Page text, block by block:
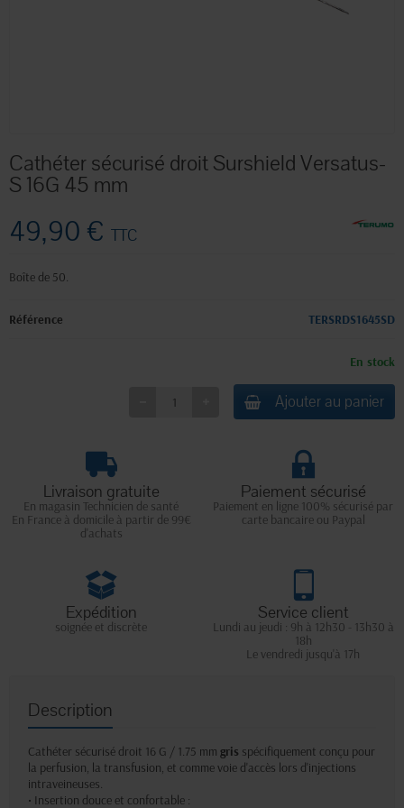
Cathéter sécurisé droit Surshield Versatus-
S 16G 45 mm
49,90 € TTC
Boîte de 50.
Référence TERSRDS1645SD
En stock
Ajouter au panier
Livraison gratuite
En magasin Technicien de santé
En France à domicile à partir de 99€
d'achats
Paiement sécurisé
Paiement en ligne 100% sécurisé par
carte bancaire ou Paypal
Expédition
soignée et discrète
Service client
Lundi au jeudi : 9h à 12h30 - 13h30 à
18h
Le vendredi jusqu'à 17h
Description
Cathéter sécurisé droit 16 G / 1.75 mm gris spécifiquement conçu pour
la perfusion, la transfusion, et comme voie d'accès lors d'injections
intraveineuses.
• Insertion douce et confortable :